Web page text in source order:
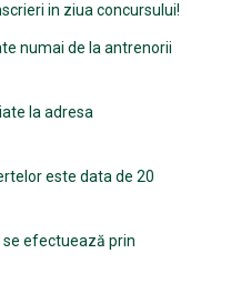
in ziua concursului!
numai de la antrenorii
la adresa
este data de 20
efectuează prin